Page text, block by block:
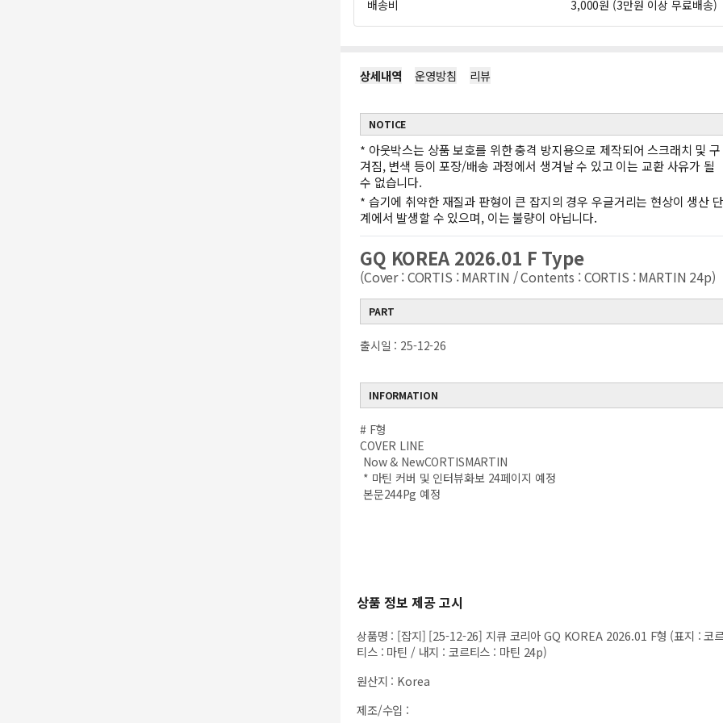
배송비 3,000원 (3만원 이상 무료배송)
상세내역 운영방침 리뷰
NOTICE
* 아웃박스는 상품 보호를 위한 충격 방지용으로 제작되어 스크래치 및 구
겨짐, 변색 등이 포장/배송 과정에서 생겨날 수 있고 이는 교환 사유가 될
수 없습니다.
* 습기에 취약한 재질과 판형이 큰 잡지의 경우 우글거리는 현상이 생산 단
계에서 발생할 수 있으며, 이는 불량이 아닙니다.
GQ KOREA 2026.01 F Type
(Cover : CORTIS : MARTIN / Contents : CORTIS : MARTIN 24p)
PART
출시일 : 25-12-26
INFORMATION
# F형
COVER LINE
Now & NewCORTISMARTIN
* 마틴 커버 및 인터뷰화보 24페이지 예정
본문244Pg 예정
상품 정보 제공 고시
상품명 : [잡지] [25-12-26] 지큐 코리아 GQ KOREA 2026.01 F형 (표지 : 코
티스 : 마틴 / 내지 : 코르티스 : 마틴 24p)
원산지 : Korea
제조/수입 :